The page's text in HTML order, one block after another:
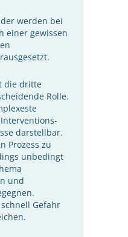
werden bei
einer gewissen
die dritte
Rolle.
darstellbar.
Prozess zu
unbedingt
und
Gefahr